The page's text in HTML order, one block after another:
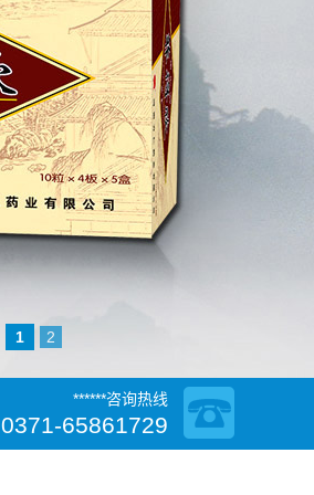
1 2
******咨询热线
0371-65861729